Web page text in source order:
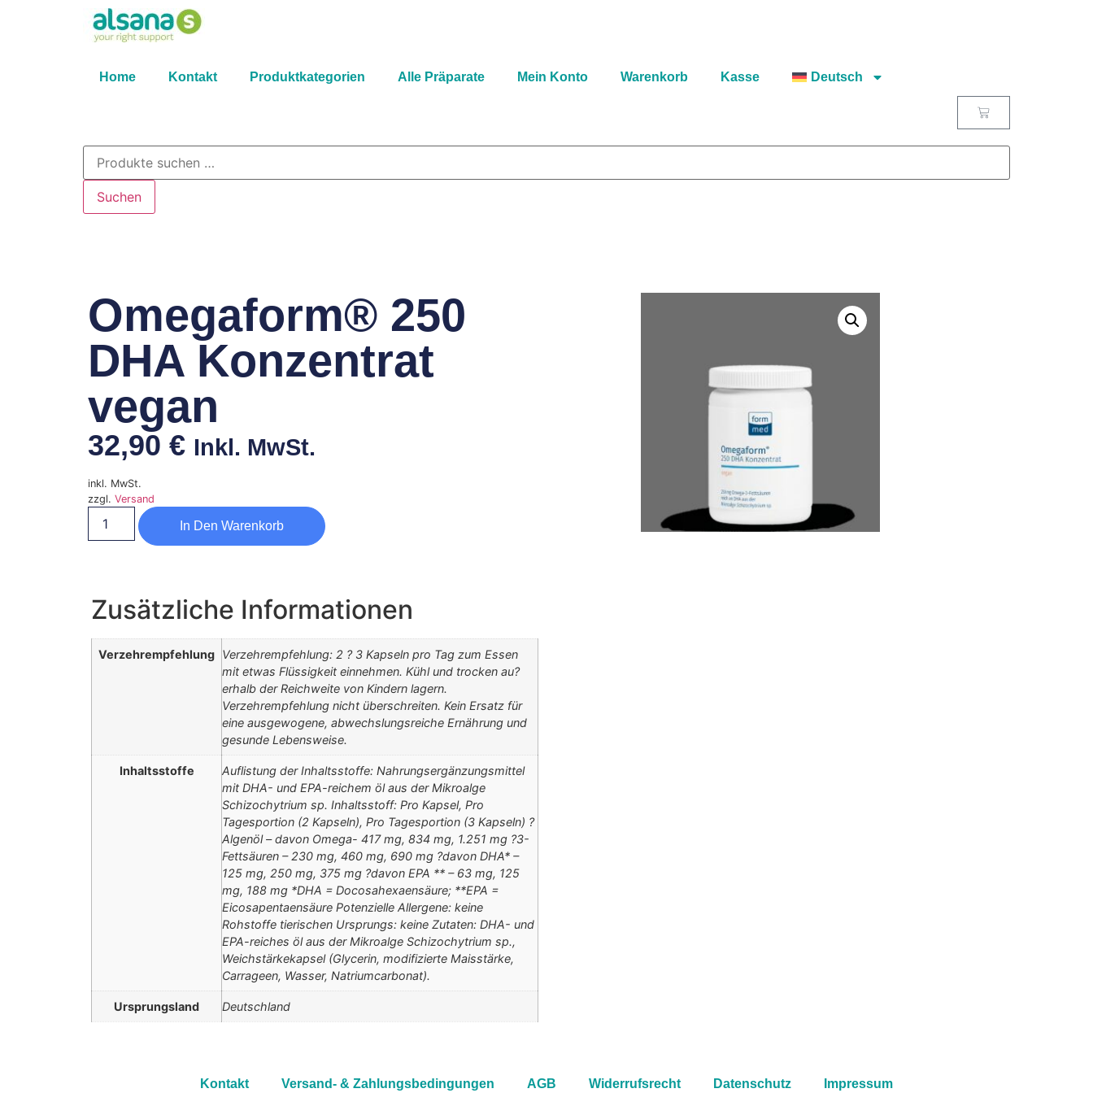
Home Kontakt Produktkategorien Alle Präparate Mein Konto Warenkorb Kasse Deutsch
Suchen
Omegaform® 250
DHA Konzentrat
vegan
32,90 € Inkl. MwSt.
inkl. MwSt.
zzgl. Versand
In Den Warenkorb
Zusätzliche Informationen
Verzehrempfehlung Verzehrempfehlung: 2 ? 3 Kapseln pro Tag zum Essen
mit etwas Flüssigkeit einnehmen. Kühl und trocken au?
erhalb der Reichweite von Kindern lagern.
Verzehrempfehlung nicht überschreiten. Kein Ersatz für
eine ausgewogene, abwechslungsreiche Ernährung und
gesunde Lebensweise.
Inhaltsstoffe
Auflistung der Inhaltsstoffe: Nahrungsergänzungsmittel
mit DHA- und EPA-reichem öl aus der Mikroalge
Schizochytrium sp. Inhaltsstoff: Pro Kapsel, Pro
Tagesportion (2 Kapseln), Pro Tagesportion (3 Kapseln) ?
Algenöl – davon Omega- 417 mg, 834 mg, 1.251 mg ?3-
Fettsäuren – 230 mg, 460 mg, 690 mg ?davon DHA* –
125 mg, 250 mg, 375 mg ?davon EPA ** – 63 mg, 125
mg, 188 mg *DHA = Docosahexaensäure; **EPA =
Eicosapentaensäure Potenzielle Allergene: keine
Rohstoffe tierischen Ursprungs: keine Zutaten: DHA- und
EPA-reiches öl aus der Mikroalge Schizochytrium sp.,
Weichstärkekapsel (Glycerin, modifizierte Maisstärke,
Carrageen, Wasser, Natriumcarbonat).
Ursprungsland Deutschland
Kontakt Versand- & Zahlungsbedingungen AGB Widerrufsrecht Datenschutz Impressum